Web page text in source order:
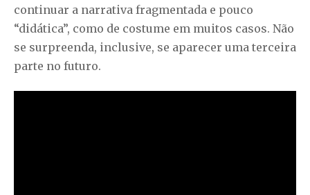
continuar a narrativa fragmentada e pouco
“didática”, como de costume em muitos casos. Não
se surpreenda, inclusive, se aparecer uma terceira
parte no futuro.